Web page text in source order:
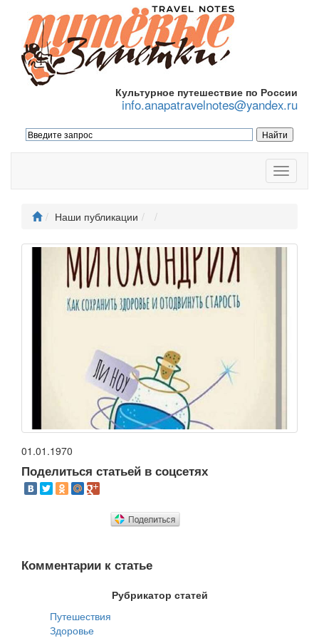
Культурное путешествие по России
info.anapatravelnotes@yandex.ru
Меню
Наши публикации
01.01.1970
Поделиться статьей в соцсетях
Комментарии к статье
Рубрикатор статей
Путешествия
Здоровье